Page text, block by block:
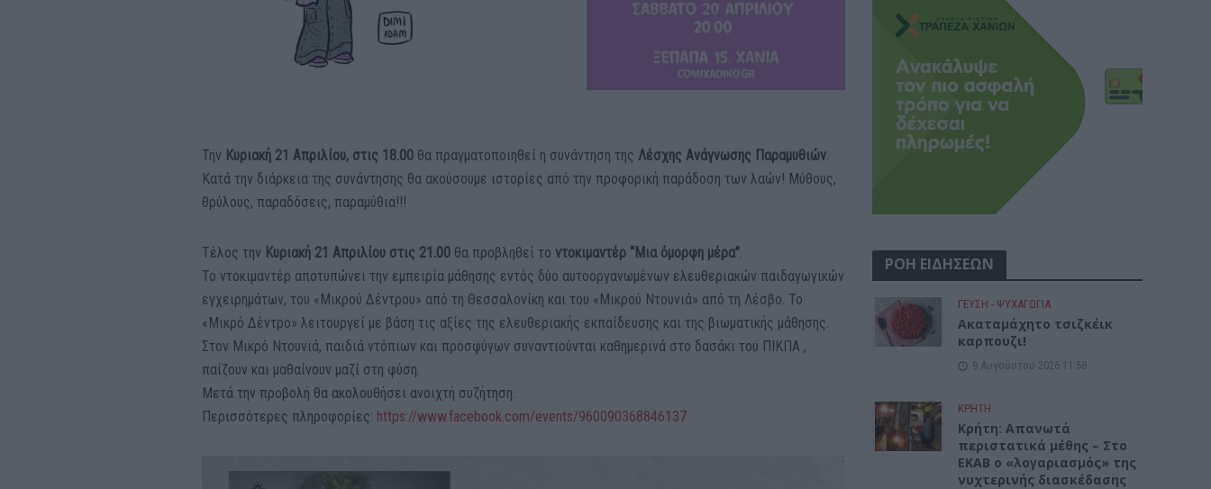
Την Κυριακή 21 Απριλίου, στις 18.00 θα πραγματοποιηθεί η συνάντηση της Λέσχης Ανάγνωσης Παραμυθιών.
Κατά την διάρκεια της συνάντησης θα ακούσουμε ιστορίες από την προφορική παράδοση των λαών! Μύθους,
θρύλους, παραδόσεις, παραμύθια!!!
Τέλος την Κυριακή 21 Απριλίου στις 21.00 θα προβληθεί το ντοκιμαντέρ “Μια όμορφη μέρα”.
Το ντοκιμαντέρ αποτυπώνει την εμπειρία μάθησης εντός δύο αυτοοργανωμένων ελευθεριακών παιδαγωγικών
εγχειρημάτων, του «Μικρού Δέντρου» από τη Θεσσαλονίκη και του «Μικρού Ντουνιά» από τη Λέσβο. Το
«Μικρό Δέντρο» λειτουργεί με βάση τις αξίες της ελευθεριακής εκπαίδευσης και της βιωματικής μάθησης.
Στον Μικρό Ντουνιά, παιδιά ντόπιων και προσφύγων συναντιούνται καθημερινά στο δασάκι του ΠΙΚΠΑ ,
παίζουν και μαθαίνουν μαζί στη φύση.
Μετά την προβολή θα ακολουθήσει ανοιχτή συζήτηση.
Περισσότερες πληροφορίες: https://www.facebook.com/events/960090368846137
ΡΟΗ ΕΙΔΗΣΕΩΝ
ΓΕΎΣΗ - ΨΥΧΑΓΩΓΊΑ
Ακαταμάχητο τσιζκέικ
καρπουζι!
9 Αυγούστου 2026 11:58
ΚΡΗΤΗ
Κρήτη: Απανωτά
περιστατικά μέθης – Στο
ΕΚΑΒ ο «λογαριασμός» της
νυχτερινής διασκέδασης